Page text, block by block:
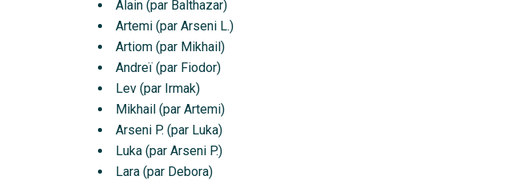
Alain (par Balthazar)
Artemi (par Arseni L.)
Artiom (par Mikhail)
Andreï (par Fiodor)
Lev (par Irmak)
Mikhail (par Artemi)
Arseni P. (par Luka)
Luka (par Arseni P.)
Lara (par Debora)